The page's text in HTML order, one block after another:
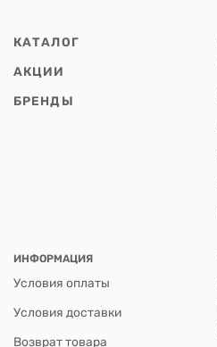
КАТАЛОГ
АКЦИИ
БРЕНДЫ
ИНФОРМАЦИЯ
Условия оплаты
Условия доставки
Возврат товара